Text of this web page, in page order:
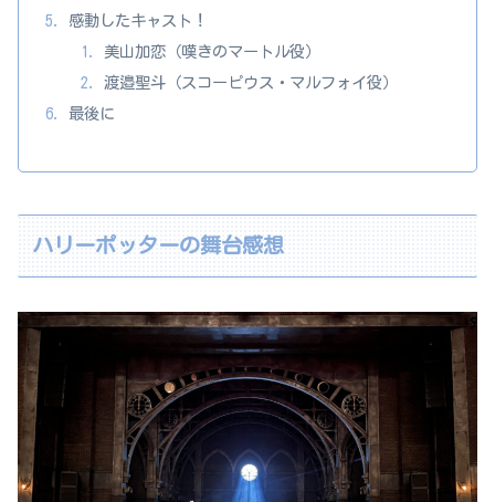
感動したキャスト！
美山加恋（嘆きのマートル役）
渡邉聖斗（スコーピウス・マルフォイ役）
最後に
ハリーポッターの舞台感想